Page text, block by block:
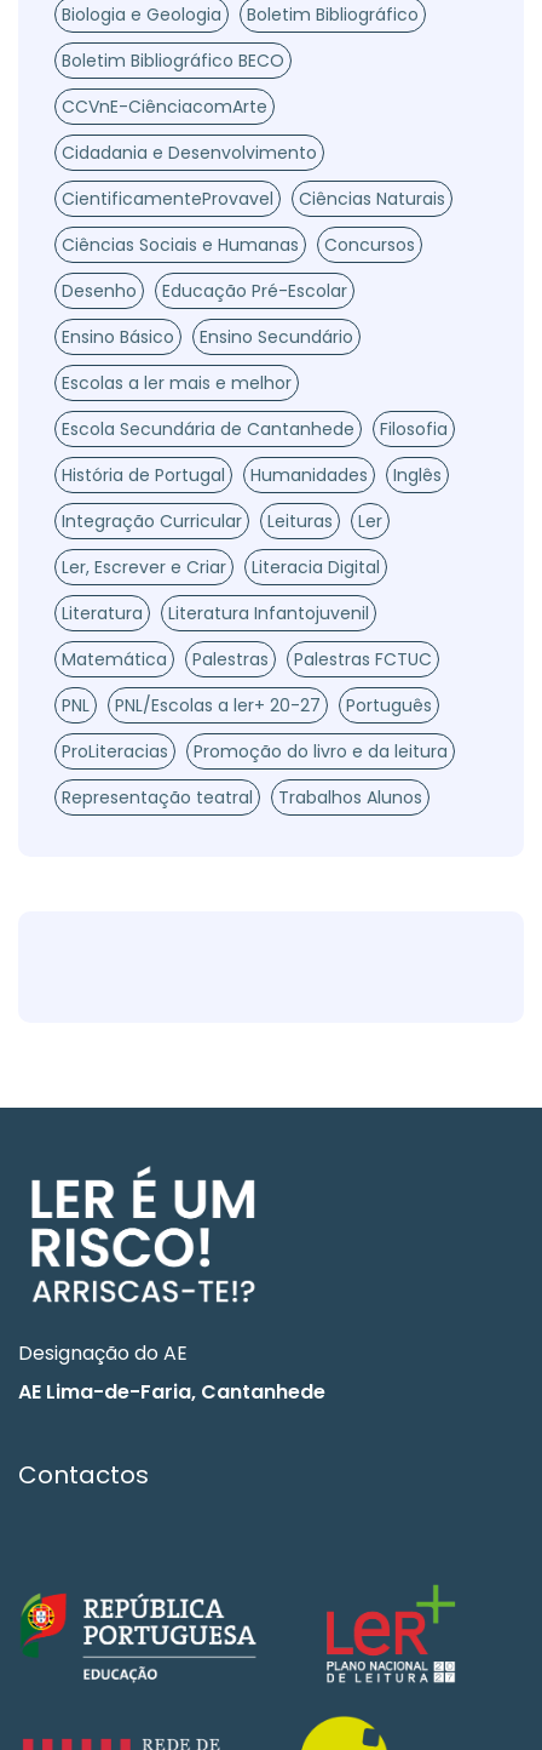
Biologia e Geologia
Boletim Bibliográfico
Boletim Bibliográfico BECO
CCVnE-CiênciacomArte
Cidadania e Desenvolvimento
CientificamenteProvavel
Ciências Naturais
Ciências Sociais e Humanas
Concursos
Desenho
Educação Pré-Escolar
Ensino Básico
Ensino Secundário
Escolas a ler mais e melhor
Escola Secundária de Cantanhede
Filosofia
História de Portugal
Humanidades
Inglês
Integração Curricular
Leituras
Ler
Ler, Escrever e Criar
Literacia Digital
Literatura
Literatura Infantojuvenil
Matemática
Palestras
Palestras FCTUC
PNL
PNL/Escolas a ler+ 20-27
Português
ProLiteracias
Promoção do livro e da leitura
Representação teatral
Trabalhos Alunos
Designação do AE
AE Lima-de-Faria, Cantanhede
Contactos